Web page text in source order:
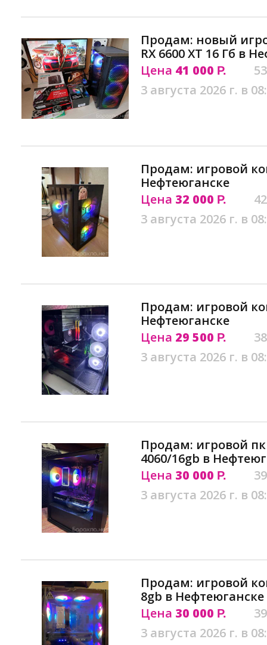
Продам: новый
RX 6600 XT 16 Гб в
Цена 41 000 Р.
3 августа 2026 г. в
Продам: игровой
Нефтеюганске
Цена 32 000 Р.
3 августа 2026 г. в
Продам: игровой
Нефтеюганске
Цена 29 500 Р.
3 августа 2026 г. в
Продам: игровой
4060/16gb в
Цена 30 000 Р.
3 августа 2026 г. в
Продам: игровой
8gb в Нефтеюганске
Цена 30 000 Р.
3 августа 2026 г. в